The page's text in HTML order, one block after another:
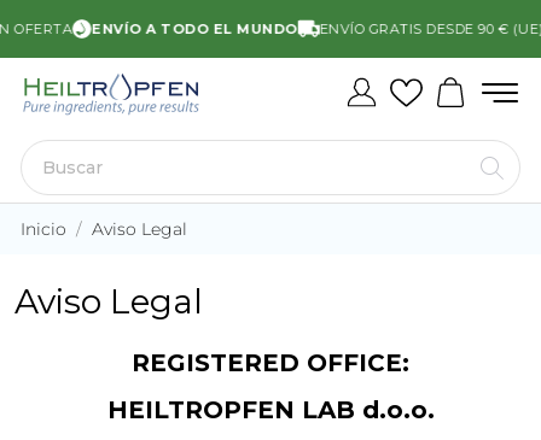
OFERTA ENVÍO A TODO EL MUNDO ENVÍO GRATIS DESDE 90 € (UE)
Inicio Aviso Legal
Aviso Legal
REGISTERED OFFICE:
HEILTROPFEN LAB d.o.o.